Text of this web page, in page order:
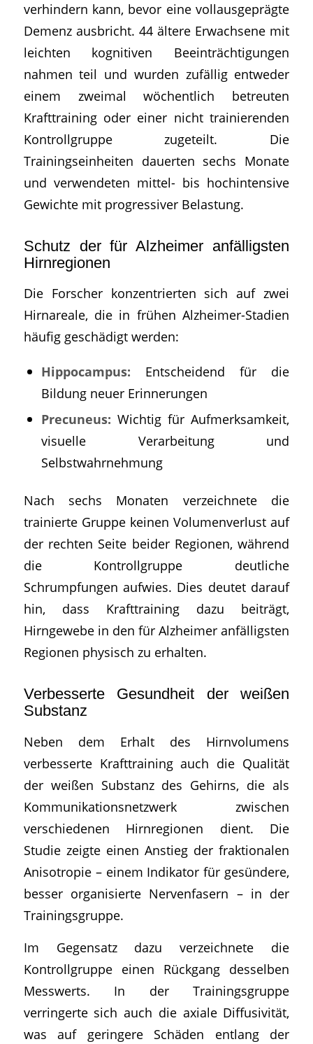
verhindern kann, bevor eine vollausgeprägte
Demenz ausbricht. 44 ältere Erwachsene mit
leichten kognitiven Beeinträchtigungen
nahmen teil und wurden zufällig entweder
einem zweimal wöchentlich betreuten
Krafttraining oder einer nicht trainierenden
Kontrollgruppe zugeteilt. Die
Trainingseinheiten dauerten sechs Monate
und verwendeten mittel- bis hochintensive
Gewichte mit progressiver Belastung.
Schutz der für Alzheimer anfälligsten
Hirnregionen
Die Forscher konzentrierten sich auf zwei
Hirnareale, die in frühen Alzheimer-Stadien
häufig geschädigt werden:
Hippocampus: Entscheidend für die
Bildung neuer Erinnerungen
Precuneus: Wichtig für Aufmerksamkeit,
visuelle Verarbeitung und
Selbstwahrnehmung
Nach sechs Monaten verzeichnete die
trainierte Gruppe keinen Volumenverlust auf
der rechten Seite beider Regionen, während
die Kontrollgruppe deutliche
Schrumpfungen aufwies. Dies deutet darauf
hin, dass Krafttraining dazu beiträgt,
Hirngewebe in den für Alzheimer anfälligsten
Regionen physisch zu erhalten.
Verbesserte Gesundheit der weißen
Substanz
Neben dem Erhalt des Hirnvolumens
verbesserte Krafttraining auch die Qualität
der weißen Substanz des Gehirns, die als
Kommunikationsnetzwerk zwischen
verschiedenen Hirnregionen dient. Die
Studie zeigte einen Anstieg der fraktionalen
Anisotropie – einem Indikator für gesündere,
besser organisierte Nervenfasern – in der
Trainingsgruppe.
Im Gegensatz dazu verzeichnete die
Kontrollgruppe einen Rückgang desselben
Messwerts. In der Trainingsgruppe
verringerte sich auch die axiale Diffusivität,
was auf geringere Schäden entlang der